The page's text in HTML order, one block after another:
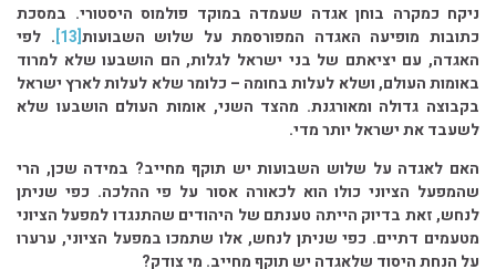
ניקח כמקרה בוחן אגדה שעמדה במוקד פולמוס היסטורי. במסכת
כתובות מופיעה האגדה המפורסמת על שלוש השבועות[13]
. לפי
האגדה, עם יציאתם של בני ישראל לגלות, הם הושבעו שלא למרוד
באומות העולם, ושלא לעלות בחומה – כלומר שלא לעלות לארץ ישראל
בקבוצה גדולה ומאורגנת. מהצד השני, אומות העולם הושבעו שלא
לשעבד את ישראל יותר מדי.
האם לאגדה על שלוש השבועות יש תוקף מחייב? במידה שכן, הרי
שהמפעל הציוני כולו הוא לכאורה אסור על פי ההלכה. כפי שניתן
לנחש, זאת בדיוק הייתה טענתם של היהודים שהתנגדו למפעל הציוני
מטעמים דתיים. כפי שניתן לנחש, אלו שתמכו במפעל הציוני, ערערו
על הנחת היסוד שלאגדה יש תוקף מחייב. מי צודק?